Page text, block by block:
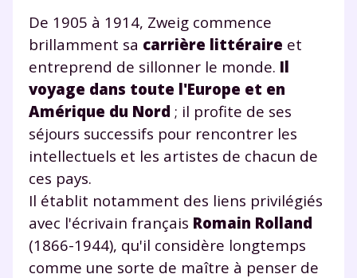
De 1905 à 1914, Zweig commence
brillamment sa carrière littéraire et
entreprend de sillonner le monde. Il
voyage dans toute l'Europe et en
Amérique du Nord ; il profite de ses
séjours successifs pour rencontrer les
intellectuels et les artistes de chacun de
ces pays.
Il établit notamment des liens privilégiés
avec l'écrivain français Romain Rolland
(1866-1944), qu'il considère longtemps
comme une sorte de maître à penser de